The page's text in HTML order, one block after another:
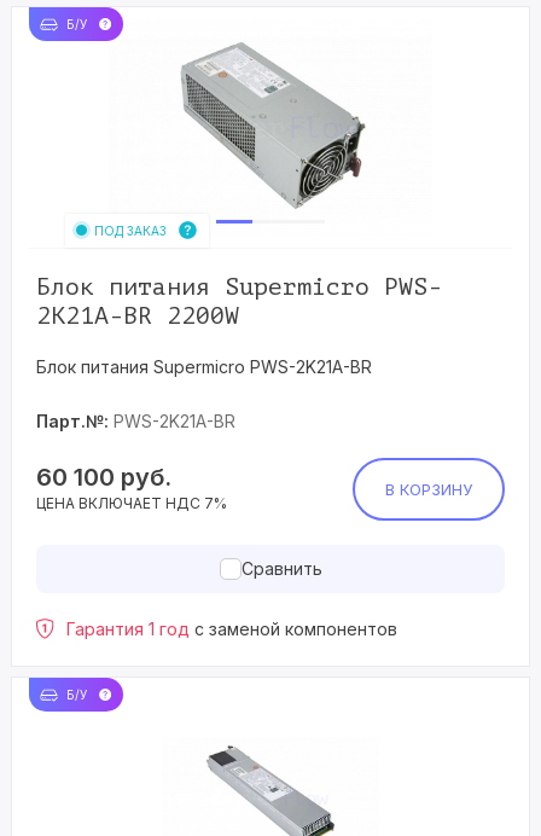
Б/У
ПОД ЗАКАЗ
Блок питания Supermicro PWS-
2K21A-BR 2200W
Блок питания Supermicro PWS-2K21A-BR
Парт.№: PWS-2K21A-BR
60 100 руб.
ЦЕНА ВКЛЮЧАЕТ НДС 7%
В КОРЗИНУ
Сравнить
Гарантия 1 год с заменой компонентов
Б/У